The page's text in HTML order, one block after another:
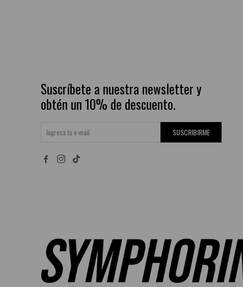
Suscríbete a nuestra newsletter y
obtén un 10% de descuento.
SUSCRIBIRME
 